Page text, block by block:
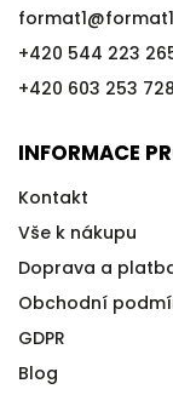
format1@
+420 544 223
+420 603 253 728
INFORMACE
Kontakt
Vše k nákupu
Doprava a
Obchodní
GDPR
Blog